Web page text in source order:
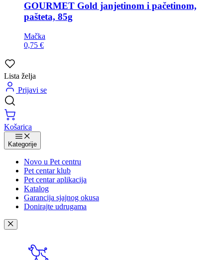
GOURMET Gold janjetinom i pačetinom,
pašteta, 85g
Mačka
0,75 €
Lista želja
Prijavi se
Košarica
Kategorije
Novo u Pet centru
Pet centar klub
Pet centar aplikacija
Katalog
Garancija sjajnog okusa
Donirajte udrugama